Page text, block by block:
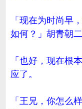
「现在为时尚早
如何？」胡青朝
「也好，现在根
应了。
「王兄，你怎么